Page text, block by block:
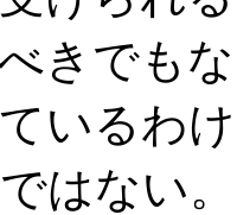
きでも
いるわ
はない。